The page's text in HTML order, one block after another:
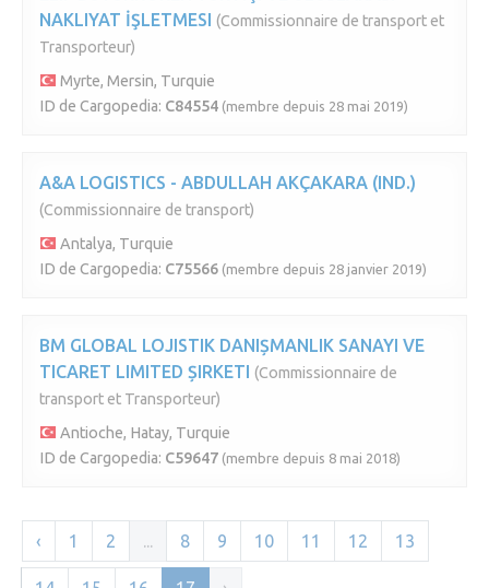
NAKLIYAT İŞLETMESI (Commissionnaire de transport et
Transporteur)
Myrte, Mersin, Turquie
ID de Cargopedia: C84554 (membre depuis 28 mai 2019)
A&A LOGISTICS - ABDULLAH AKÇAKARA (IND.)
(Commissionnaire de transport)
Antalya, Turquie
ID de Cargopedia: C75566 (membre depuis 28 janvier 2019)
BM GLOBAL LOJISTIK DANIȘMANLIK SANAYI VE
TICARET LIMITED ȘIRKETI (Commissionnaire de
transport et Transporteur)
Antioche, Hatay, Turquie
ID de Cargopedia: C59647 (membre depuis 8 mai 2018)
‹ 1 2 ... 8 9 10 11 12 13